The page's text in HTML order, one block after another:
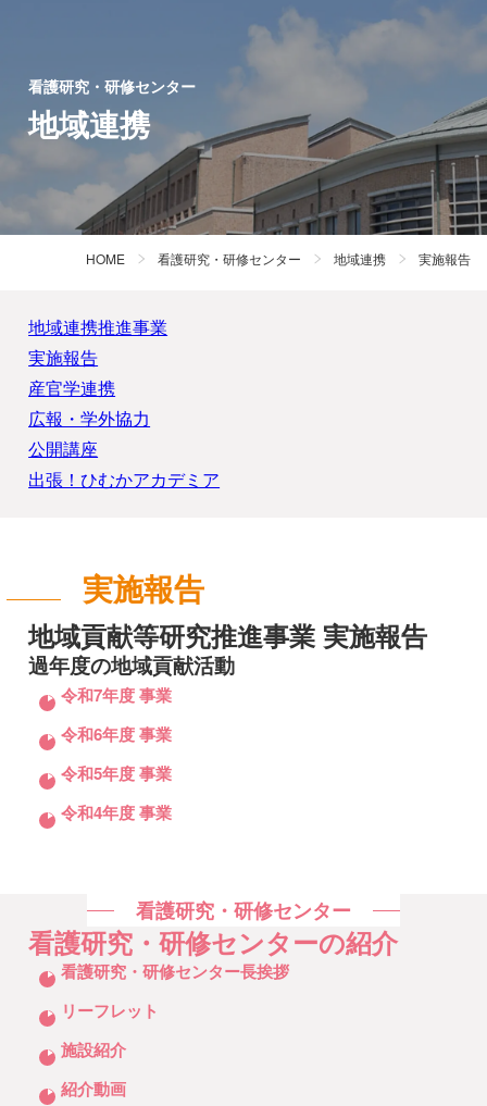
地域連携
看護研究・研修センター
HOME 看護研究・研修センター 地域連携 実施報告
地域連携推進事業
実施報告
産官学連携
広報・学外協力
公開講座
出張！ひむかアカデミア
実施報告
地域貢献等研究推進事業 実施報告
過年度の地域貢献活動
令和7年度 事業
令和6年度 事業
令和5年度 事業
令和4年度 事業
看護研究・研修センター
看護研究・研修センターの紹介
クリックしてリストを開く
看護研究・研修センター長挨拶
リーフレット
施設紹介
紹介動画